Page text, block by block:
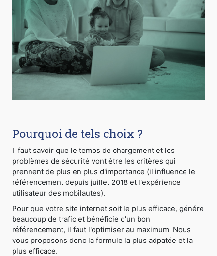
Pourquoi de tels choix ?
Il faut savoir que le temps de chargement et les
problèmes de sécurité vont être les critères qui
prennent de plus en plus d'importance (il influence le
référencement depuis juillet 2018 et l'expérience
utilisateur des mobilautes).
Pour que votre site internet soit le plus efficace, génére
beaucoup de trafic et bénéficie d'un bon
référencement, il faut l'optimiser au maximum. Nous
vous proposons donc la formule la plus adpatée et la
plus efficace.